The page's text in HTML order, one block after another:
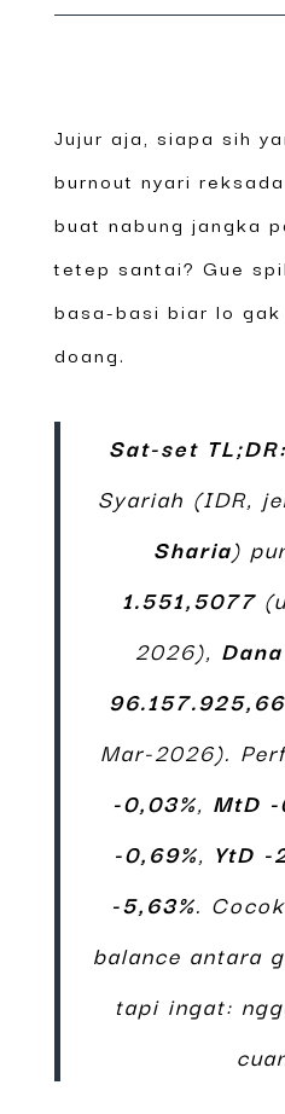
Jujur aja, siapa sih
burnout nyari
buat nabung jangka
tetep santai? Gue
basa-basi biar lo gak
doang.
Sat-set TL;DR:
Syariah (IDR,
Sharia)
1.551,5077
2026),
96.157.925,66
Mar-2026).
-0,03%, MtD
-0,69%, YtD -
-5,63%.
balance antara
tapi ingat: